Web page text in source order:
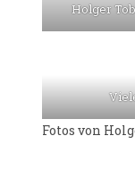
Holger
Fotos von